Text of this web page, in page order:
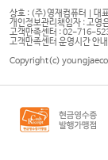
상호 : (주)영재컴퓨터 | 대
개인정보관리책임자 : 고영
고객만족센터 : 02-716-
고객만족센터 운영시간 안
Copyright(c)